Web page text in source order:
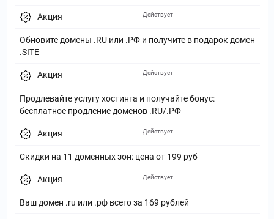
Акция
Обновите домены .RU или .РФ и получите в подарок домен
.SITE
Действует
Акция
Продлевайте услугу хостинга и получайте бонус:
бесплатное продление доменов .RU/.РФ
Действует
Акция
Скидки на 11 доменных зон: цена от 199 руб
Действует
Акция
Ваш домен .ru или .рф всего за 169 рублей
Действует